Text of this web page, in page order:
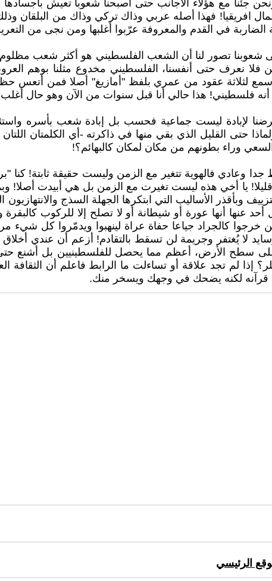
جئنا مع هؤلاء الأجانب حتى أصبحنا شعوبا تعيش
افريقيا! فهذا أصله عربي وذاك تركي وذاك من البلقان
الضاربة في القدم والمعروفة عرّبوا أغلبها ومن نجى من
على شعوبنا تصور لنا أن الشعب الفلسطيني هو أكثر
فلا نعرف حتى أنفسنا، الفلسطيني مخدوع مثلنا بوهم
لثلاثة عقود من عمري بلفظ "أمازيغ" أصلا فمن أتعس
فلسطيني! هذا حالي أنا قبل سنوات من الآن وهو حال
لإبادة ليست جماعية فحسب بل إبادة شعب بأسره
حتى القليل الذي بقي منها في ذاكرته -أي الكلمتان
وراء بطونهم من مكان لمكان كالبهائم؟!
وعادي فالهوية تتغير مع الزمن وليست حقيقة ثابتة! كنا
يا أخي هذه ليست تغيرت مع الزمن بل هي أبيدت أصلا!
وبأقذر الأساليب التي ابتكرها الجهلة السذج
عنها أنها عورة أو شيطانة أو لا تصلح إلا للركوب
خرجوا كالجراد جياعا حفاة عراة لينهبوا ويدمّروا كل
لا يُغتفر وجريمة لن تسقط بالتقادم! أزعم أن عندي
الأرض، أعظم مما يحصل للفلسطينيين بل أشنع حتى
إذا لم تجد علاقة أو تساءلت ما الرابط فاعلم أن
قرآنه لكنه يضحك في وجهك ويسخر منك.
الرئيسي